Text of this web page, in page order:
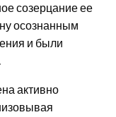
созерцание ее
осознанным
и были
активно